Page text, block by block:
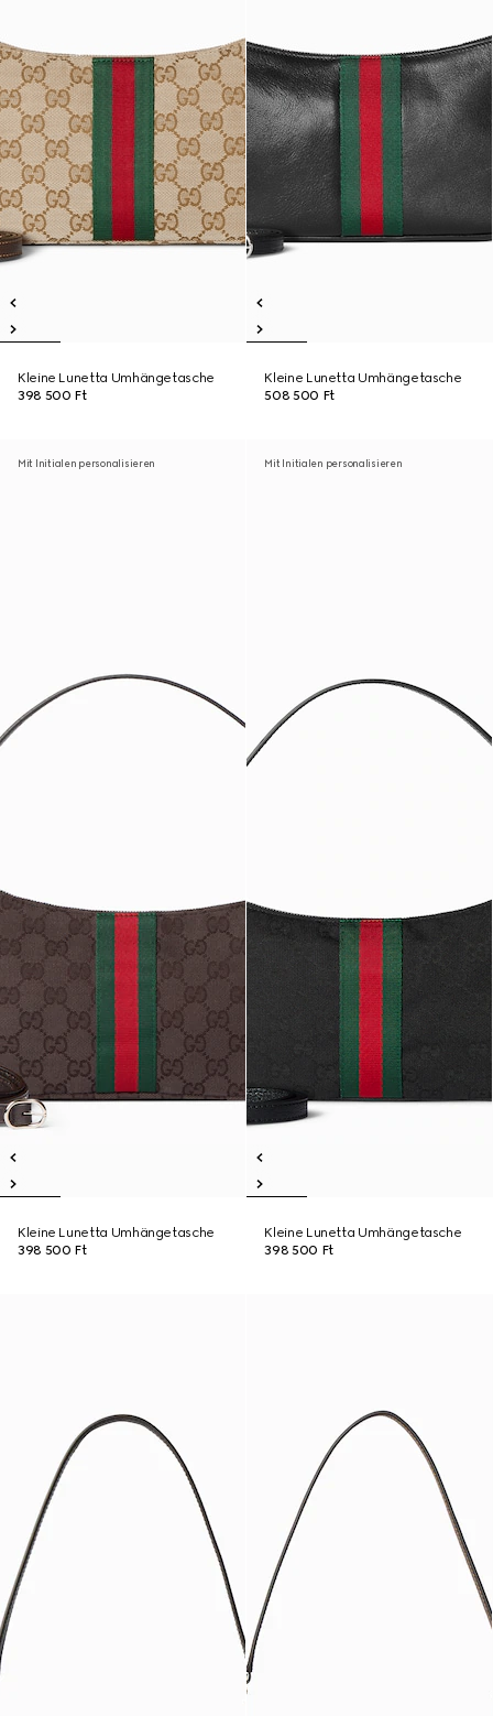
Kleine Lunetta Umhängetasche
398 500 Ft
Kleine Lunetta Umhängetasche
508 500 Ft
Mit Initialen personalisieren
Kleine Lunetta Umhängetasche
398 500 Ft
Mit Initialen personalisieren
Kleine Lunetta Umhängetasche
398 500 Ft